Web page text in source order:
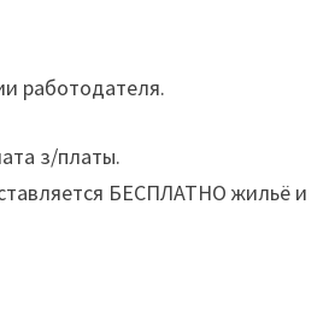
работодателя.
з/платы.
БЕСПЛАТНО жильё и